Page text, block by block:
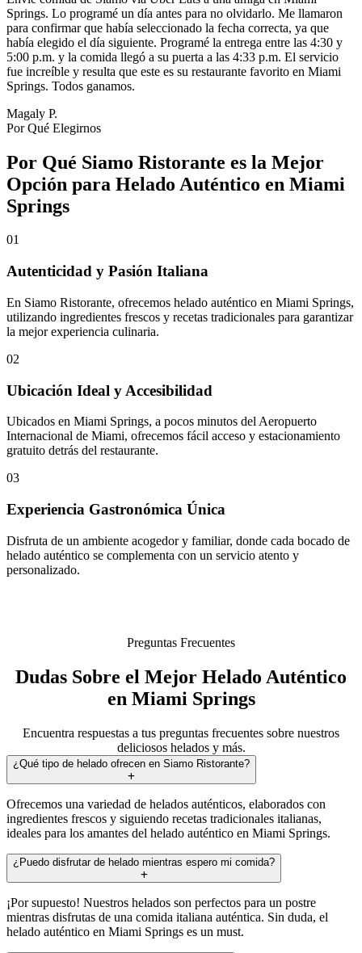
Springs. Lo programé un día antes para no olvidarlo. Me llamaron
para confirmar que había seleccionado la fecha correcta, ya que
había elegido el día siguiente. Programé la entrega entre las 4:30 y
5:00 p.m. y la comida llegó a su puerta a las 4:33 p.m. El servicio
fue increíble y resulta que este es su restaurante favorito en Miami
Springs. Todos ganamos.
Magaly P.
Por Qué Elegirnos
Por Qué Siamo Ristorante es la Mejor
Opción para Helado Auténtico en Miami
Springs
01
Autenticidad y Pasión Italiana
En Siamo Ristorante, ofrecemos helado auténtico en Miami Springs,
utilizando ingredientes frescos y recetas tradicionales para garantizar
la mejor experiencia culinaria.
02
Ubicación Ideal y Accesibilidad
Ubicados en Miami Springs, a pocos minutos del Aeropuerto
Internacional de Miami, ofrecemos fácil acceso y estacionamiento
gratuito detrás del restaurante.
03
Experiencia Gastronómica Única
Disfruta de un ambiente acogedor y familiar, donde cada bocado de
helado auténtico se complementa con un servicio atento y
personalizado.
Preguntas Frecuentes
Dudas Sobre el Mejor Helado Auténtico
en Miami Springs
Encuentra respuestas a tus preguntas frecuentes sobre nuestros
deliciosos helados y más.
¿Qué tipo de helado ofrecen en Siamo Ristorante?
Ofrecemos una variedad de helados auténticos, elaborados con
ingredientes frescos y siguiendo recetas tradicionales italianas,
ideales para los amantes del helado auténtico en Miami Springs.
¿Puedo disfrutar de helado mientras espero mi comida?
¡Por supuesto! Nuestros helados son perfectos para un postre
mientras disfrutas de una comida italiana auténtica. Sin duda, el
helado auténtico en Miami Springs es un must.